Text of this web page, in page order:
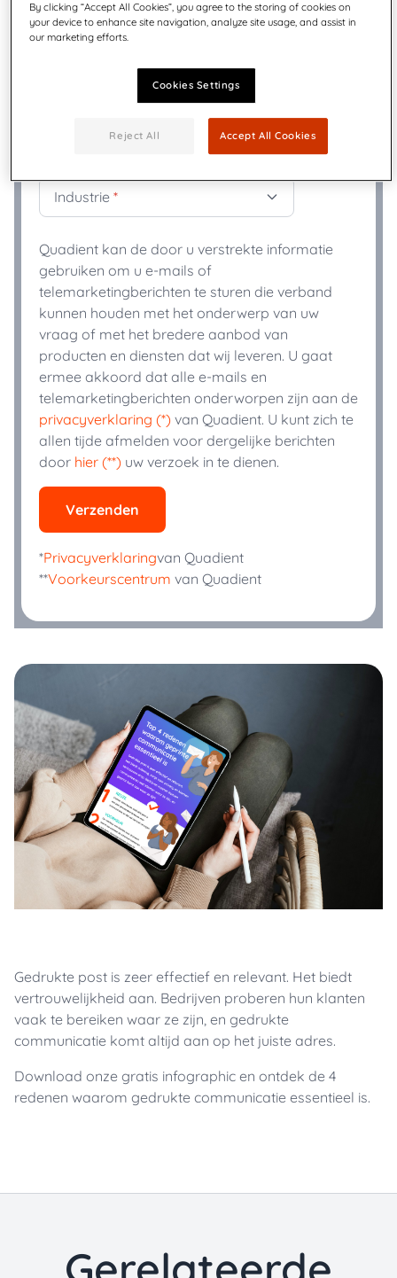
Bedrijf *
Telefoon
Industrie *
Quadient kan de door u verstrekte informatie
gebruiken om u e-mails of
telemarketingberichten te sturen die verband
kunnen houden met het onderwerp van uw
vraag of met het bredere aanbod van
producten en diensten dat wij leveren. U gaat
ermee akkoord dat alle e-mails en
telemarketingberichten onderworpen zijn aan de
privacyverklaring (*) van Quadient. U kunt zich te
allen tijde afmelden voor dergelijke berichten
door hier (**) uw verzoek in te dienen.
Verzenden
*Privacyverklaringvan Quadient
**Voorkeurscentrum van Quadient
Gedrukte post is zeer effectief en relevant. Het biedt
vertrouwelijkheid aan. Bedrijven proberen hun klanten
vaak te bereiken waar ze zijn, en gedrukte
communicatie komt altijd aan op het juiste adres.
Download onze gratis infographic en ontdek de 4
redenen waarom gedrukte communicatie essentieel is.
By clicking “Accept All Cookies”, you agree to the storing of cookies on
your device to enhance site navigation, analyze site usage, and assist in
our marketing efforts.
Cookies Settings
Reject All Accept All Cookies